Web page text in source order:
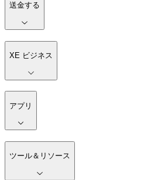
送金する
XE ビジネス
アプリ
ツール＆リソース